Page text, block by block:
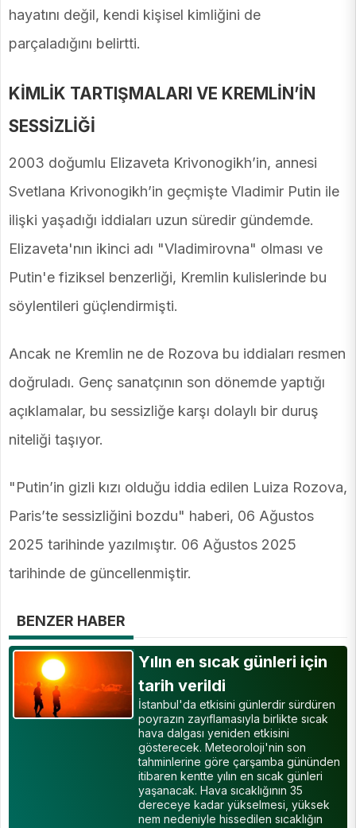
hayatını değil, kendi kişisel kimliğini de
parçaladığını belirtti.
KİMLİK TARTIŞMALARI VE KREMLİN’İN
SESSİZLİĞİ
2003 doğumlu Elizaveta Krivonogikh’in, annesi
Svetlana Krivonogikh’in geçmişte Vladimir Putin ile
ilişki yaşadığı iddiaları uzun süredir gündemde.
Elizaveta'nın ikinci adı "Vladimirovna" olması ve
Putin'e fiziksel benzerliği, Kremlin kulislerinde bu
söylentileri güçlendirmişti.
Ancak ne Kremlin ne de Rozova bu iddiaları resmen
doğruladı. Genç sanatçının son dönemde yaptığı
açıklamalar, bu sessizliğe karşı dolaylı bir duruş
niteliği taşıyor.
"Putin’in gizli kızı olduğu iddia edilen Luiza Rozova,
Paris’te sessizliğini bozdu" haberi, 06 Ağustos
2025 tarihinde yazılmıştır. 06 Ağustos 2025
tarihinde de güncellenmiştir.
BENZER HABER
Yılın en sıcak günleri için
tarih verildi
İstanbul'da etkisini günlerdir sürdüren
poyrazın zayıflamasıyla birlikte sıcak
hava dalgası yeniden etkisini
gösterecek. Meteoroloji'nin son
tahminlerine göre çarşamba gününden
itibaren kentte yılın en sıcak günleri
yaşanacak. Hava sıcaklığının 35
dereceye kadar yükselmesi, yüksek
nem nedeniyle hissedilen sıcaklığın